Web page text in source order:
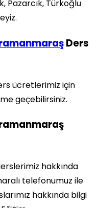
Pazarcık, Türkoğlu
Ders
ücretlerimiz için
geçebilirsiniz.
derslerimiz hakkında
telefonumuz ile
hakkında bilgi